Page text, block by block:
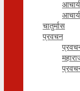
चातुर्मास
प्रवचन